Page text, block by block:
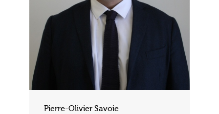
Pierre-Olivier Savoie